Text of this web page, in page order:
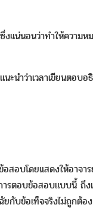
ซึ่งแน่นอนว่าทำให้ความ
แนะนำว่าเวลาเขียนตอ
บโดยแสดงให้อาจาร
รตอบข้อสอบแบบนี้ ถึ
บข้อเท็จจริงไม่ถูกต้